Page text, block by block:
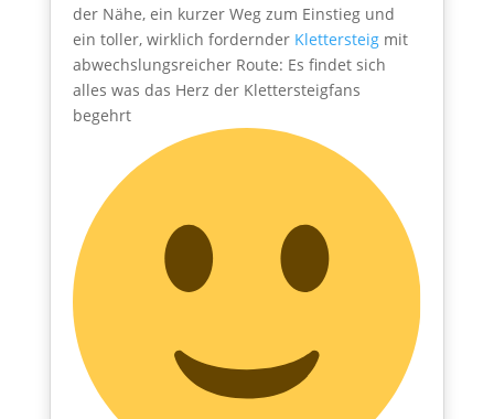
der Nähe, ein kurzer Weg zum Einstieg und
ein toller, wirklich fordernder Klettersteigmit
abwechslungsreicher Route: Es findet sich
alles was das Herz der Klettersteigfans
begehrt